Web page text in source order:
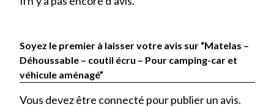
Soyez le premier à laisser votre avis sur “Matelas –
Déhoussable – coutil écru – Pour camping-car et
véhicule aménagé”
Vous devez être connecté pour publier un avis.